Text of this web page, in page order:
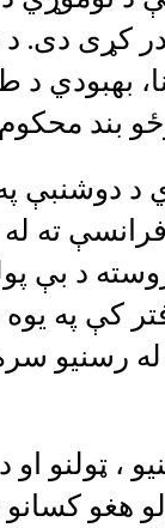
کړی دی. د
بهبودي د
د دوشنبې
۲۳مه) فرانسې ته
د بې
کې په
رسنیو
، ټولنو او
هغو کسانو